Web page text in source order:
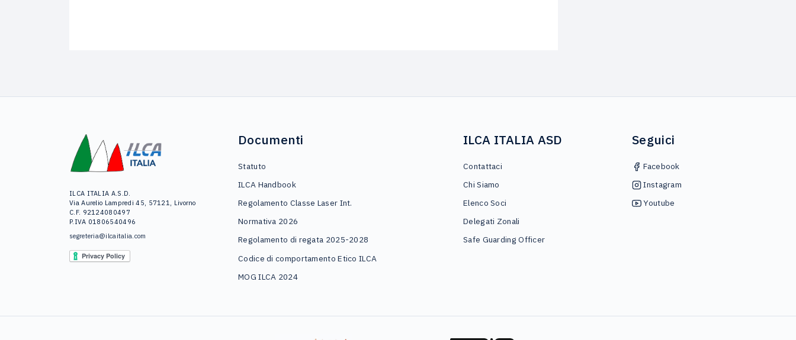
ILCA ITALIA A.S.D.
Via Aurelio Lampredi 45, 57121, Livorno
C.F. 92124080497
P.IVA 01806540496
segreteria@ilcaitalia.com
Documenti
Statuto
ILCA Handbook
Regolamento Classe Laser Int.
Normativa 2026
Regolamento di regata 2025-2028
Codice di comportamento Etico ILCA
MOG ILCA 2024
ILCA ITALIA ASD
Contattaci
Chi Siamo
Elenco Soci
Delegati Zonali
Safe Guarding Officer
Seguici
Facebook
Instagram
Youtube